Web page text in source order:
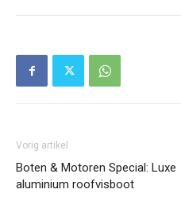
Vorig artikel
Boten & Motoren Special: Luxe
aluminium roofvisboot